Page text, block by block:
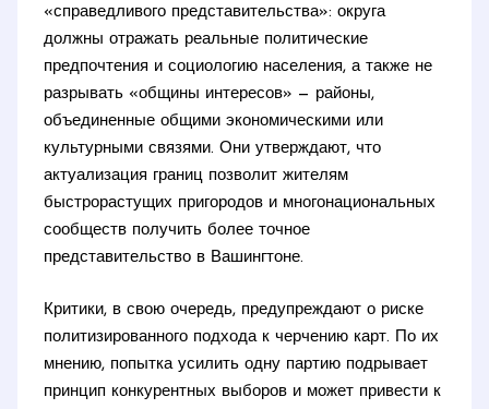
«справедливого представительства»: округа
должны отражать реальные политические
предпочтения и социологию населения, а также не
разрывать «общины интересов» — районы,
объединенные общими экономическими или
культурными связями. Они утверждают, что
актуализация границ позволит жителям
быстрорастущих пригородов и многонациональных
сообществ получить более точное
представительство в Вашингтоне.
Критики, в свою очередь, предупреждают о риске
политизированного подхода к черчению карт. По их
мнению, попытка усилить одну партию подрывает
принцип конкурентных выборов и может привести к